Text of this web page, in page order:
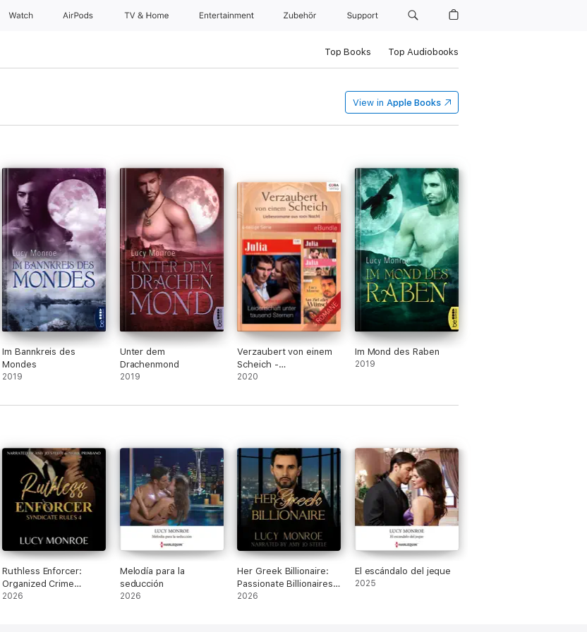
Watch AirPods TV & Home Entertainment Zubehör Support
Top Books Top Audiobooks
View in Apple Books
Im Bannkreis des
Mondes
2019
Unter dem
Drachenmond
2019
Verzaubert von einem
Scheich -
Liebesromane aus 1001
2020
Im Mond des Raben
2019
Ruthless Enforcer:
Organized Crime
Romance Mafia
2026
Melodía para la
seducción
2026
Her Greek Billionaire:
Passionate Billionaires
& Royals (Unabridged)
2026
El escándalo del jeque
2025